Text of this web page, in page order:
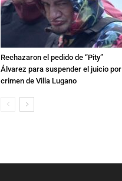
Rechazaron el pedido de “Pity”
Álvarez para suspender el juicio por
crimen de Villa Lugano